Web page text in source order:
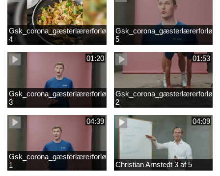
Gsk_corona_gæsterlærerforløb_Axelsen_del
4
5
01:20
Gsk_corona_gæsterlærerforløb_Axelsen_del
3
01:53
2
04:39
Gsk_corona_gæsterlærerforløb_Axelsen_del
1
04:09
Christian Arnstedt 3 af 5